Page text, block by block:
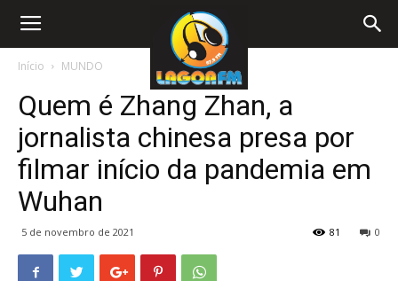
Início MUNDO
Quem é Zhang Zhan, a
jornalista chinesa presa por
filmar início da pandemia em
Wuhan
5 de novembro de 2021 0
81